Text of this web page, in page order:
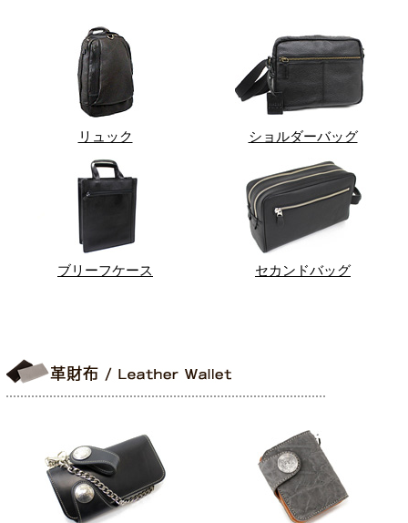
リュック ショルダーバッグ
ブリーフケース セカンドバッグ